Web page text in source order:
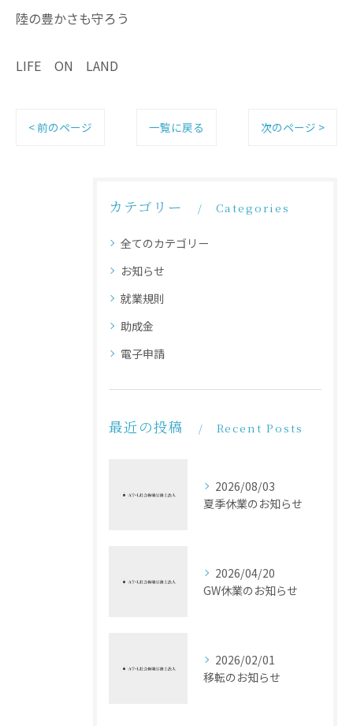
陸の豊かさも守ろう
LIFE ON LAND
< 前のページ 一覧に戻る 次のページ >
カテゴリー Categories
全てのカテゴリー
お知らせ
就業規則
助成金
電子申請
最近の投稿 Recent Posts
2026/08/03
夏季休業のお知らせ
2026/04/20
GW休業のお知らせ
2026/02/01
移転のお知らせ